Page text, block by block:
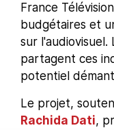
France
budgétaires et
sur l'audiovisuel.
partagent ces
potentiel
Le projet,
Rachida Dati,